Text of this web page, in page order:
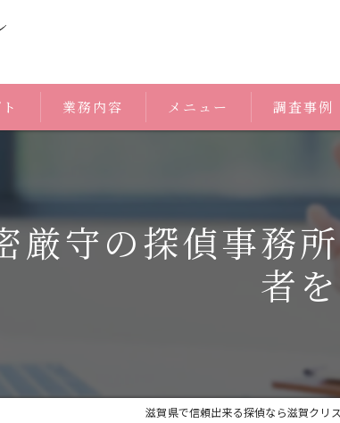
業務内容 メニュー 調査事例
厳守の探偵事務
者
滋賀県で信頼出来る探偵なら滋賀クリ